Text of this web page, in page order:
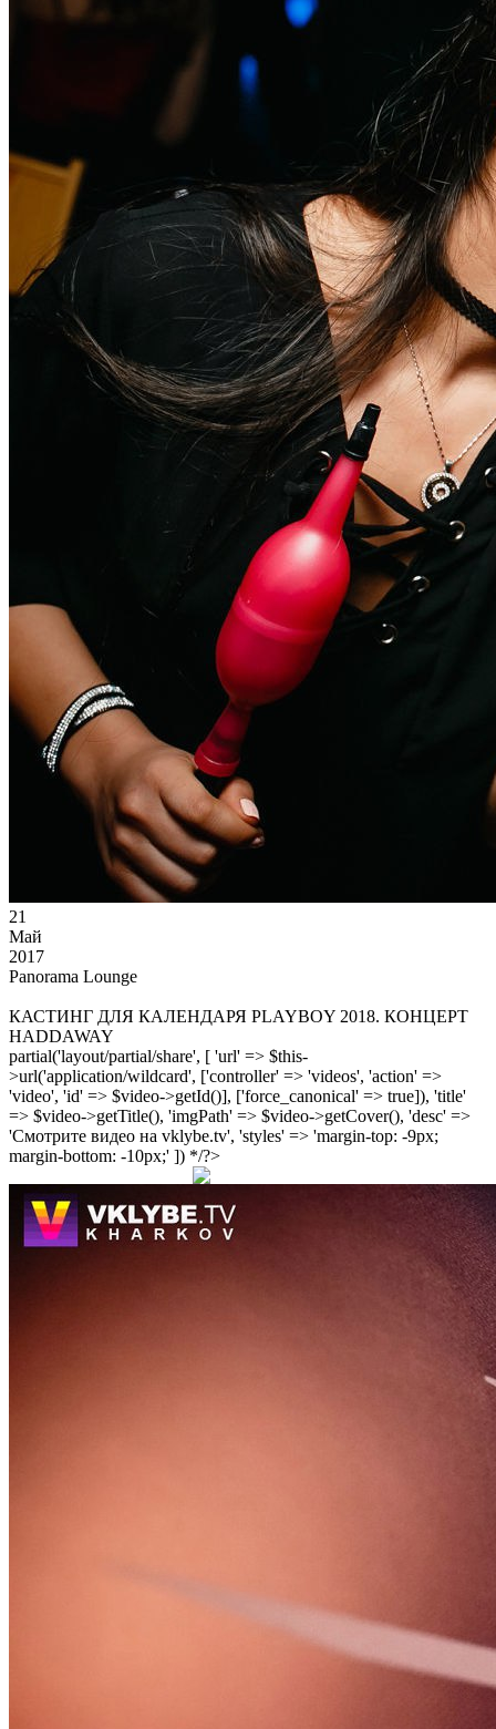
21
Май
2017
Panorama Lounge
КАСТИНГ ДЛЯ КАЛЕНДАРЯ PLAYBOY 2018. КОНЦЕРТ
HADDAWAY
partial('layout/partial/share', [ 'url' => $this-
>url('application/wildcard', ['controller' => 'videos', 'action' =>
'video', 'id' => $video->getId()], ['force_canonical' => true]), 'title'
=> $video->getTitle(), 'imgPath' => $video->getCover(), 'desc' =>
'Смотрите видео на vklybe.tv', 'styles' => 'margin-top: -9px;
margin-bottom: -10px;' ]) */?>